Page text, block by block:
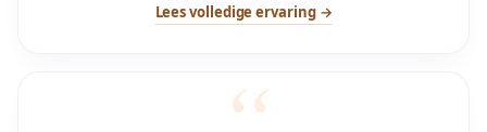
Lees volledige ervaring →